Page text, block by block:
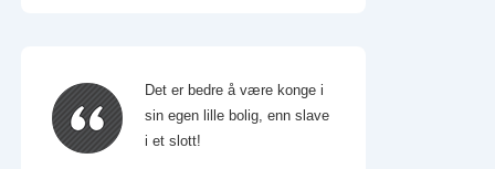
Det er bedre å være konge i
sin egen lille bolig, enn slave
i et slott!